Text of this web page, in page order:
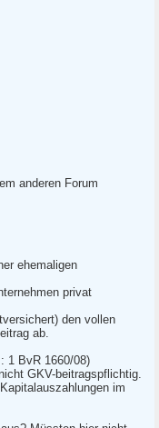
anderen Forum
ehemaligen
privat
den vollen
ab.
1 BvR 1660/08)
GKV-beitragspflichtig.
im